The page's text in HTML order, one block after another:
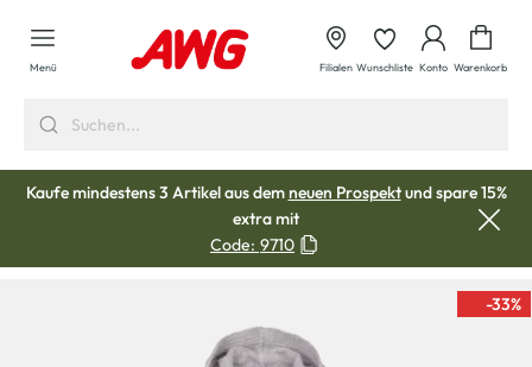
springen
Menü Filialen Wunschliste Konto Warenkorb
Kaufe mindestens 3 Artikel aus demneuen Prospektund spare 15%
extra mit
Code: 9710
-33%